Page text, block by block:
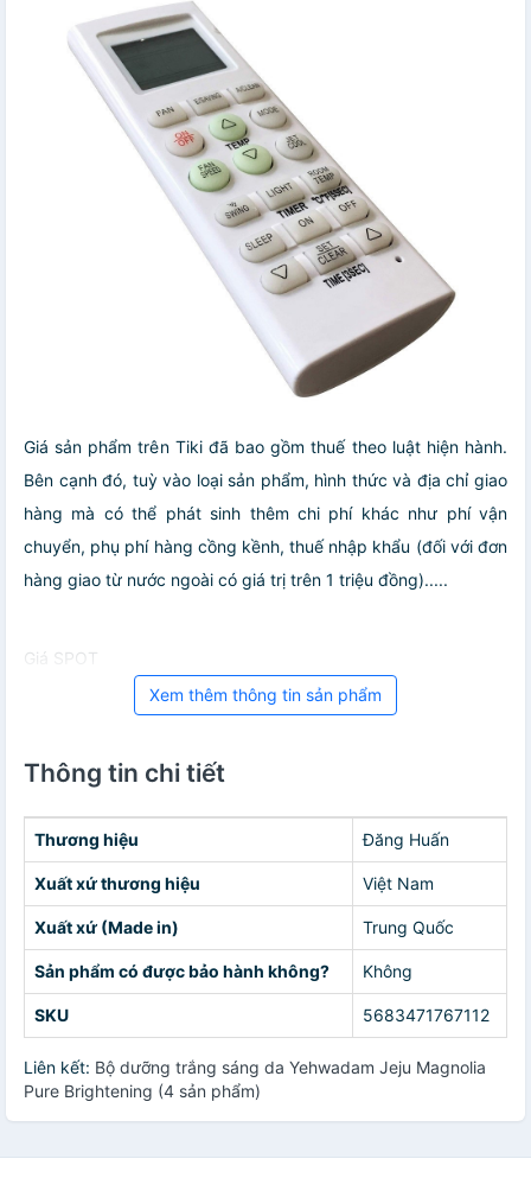
Giá sản phẩm trên Tiki đã bao gồm thuế theo luật hiện hành.
Bên cạnh đó, tuỳ vào loại sản phẩm, hình thức và địa chỉ giao
hàng mà có thể phát sinh thêm chi phí khác như phí vận
chuyển, phụ phí hàng cồng kềnh, thuế nhập khẩu (đối với đơn
hàng giao từ nước ngoài có giá trị trên 1 triệu đồng).....
Giá SPOT
Xem thêm thông tin sản phẩm
Thông tin chi tiết
Thương hiệu Đăng Huấn
Xuất xứ thương hiệu Việt Nam
Xuất xứ (Made in) Trung Quốc
Sản phẩm có được bảo hành không? Không
SKU 5683471767112
Liên kết: Bộ dưỡng trắng sáng da Yehwadam Jeju Magnolia
Pure Brightening (4 sản phẩm)